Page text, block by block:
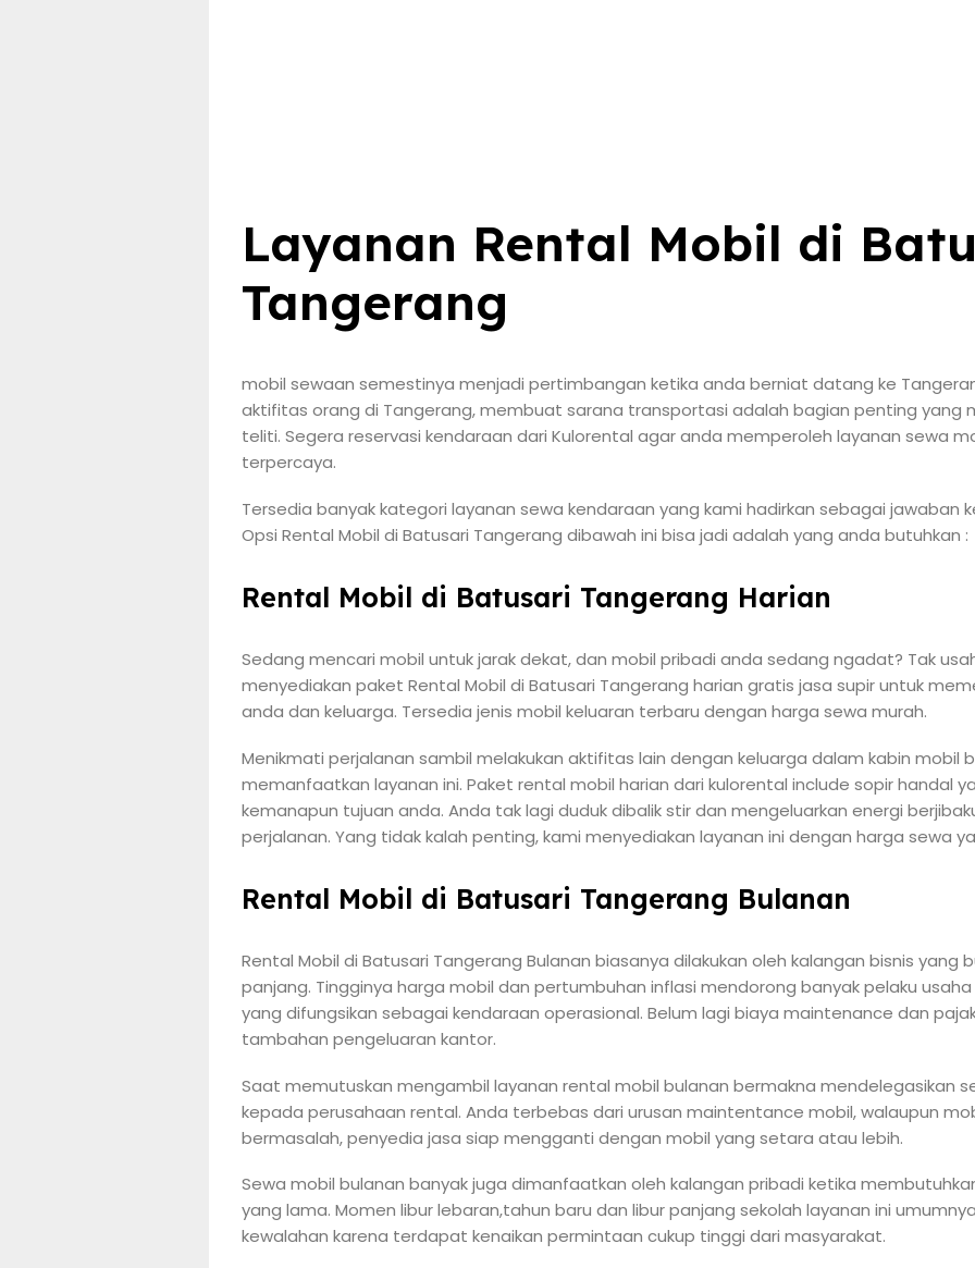
Layanan Rental Mobil di
Tangerang
mobil sewaan semestinya menjadi pertimbangan ketika anda berniat datang ke
aktifitas orang di Tangerang, membuat sarana transportasi adalah bagian penting yang
teliti. Segera reservasi kendaraan dari Kulorental agar anda memperoleh layanan sewa
terpercaya.
Tersedia banyak kategori layanan sewa kendaraan yang kami hadirkan sebagai jawaban
Opsi Rental Mobil di Batusari Tangerang dibawah ini bisa jadi adalah yang anda butuhkan :
Rental Mobil di Batusari Tangerang Harian
Sedang mencari mobil untuk jarak dekat, dan mobil pribadi anda sedang ngadat? Tak
menyediakan paket Rental Mobil di Batusari Tangerang harian gratis jasa supir untuk
anda dan keluarga. Tersedia jenis mobil keluaran terbaru dengan harga sewa murah.
Menikmati perjalanan sambil melakukan aktifitas lain dengan keluarga dalam kabin mobil
memanfaatkan layanan ini. Paket rental mobil harian dari kulorental include sopir handal
kemanapun tujuan anda. Anda tak lagi duduk dibalik stir dan mengeluarkan energi
perjalanan. Yang tidak kalah penting, kami menyediakan layanan ini dengan harga sewa
Rental Mobil di Batusari Tangerang Bulanan
Rental Mobil di Batusari Tangerang Bulanan biasanya dilakukan oleh kalangan bisnis yang
panjang. Tingginya harga mobil dan pertumbuhan inflasi mendorong banyak pelaku
yang difungsikan sebagai kendaraan operasional. Belum lagi biaya maintenance dan
tambahan pengeluaran kantor.
Saat memutuskan mengambil layanan rental mobil bulanan bermakna mendelegasikan
kepada perusahaan rental. Anda terbebas dari urusan maintentance mobil, walaupun
bermasalah, penyedia jasa siap mengganti dengan mobil yang setara atau lebih.
Sewa mobil bulanan banyak juga dimanfaatkan oleh kalangan pribadi ketika
yang lama. Momen libur lebaran,tahun baru dan libur panjang sekolah layanan ini
kewalahan karena terdapat kenaikan permintaan cukup tinggi dari masyarakat.